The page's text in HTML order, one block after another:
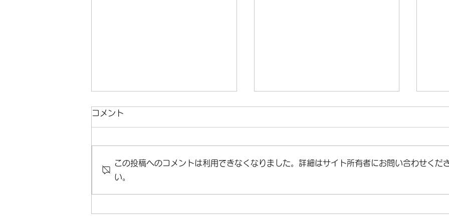
🇯🇵 AIAMA国際珠算大会
2027 開催地は福岡！🌏
🏆 AIAMA国際珠算大会国で
大活躍！
加し
コメント
この投稿へのコメントは利用できなくなりました。詳細はサイト所有者にお問い合わせくだ
い。